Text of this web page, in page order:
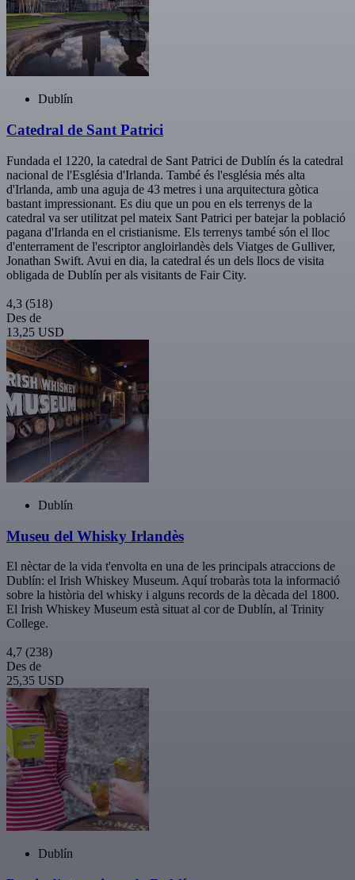
Dublín
Catedral de Sant Patrici
Fundada el 1220, la catedral de Sant Patrici de Dublín és la catedral
nacional de l'Església d'Irlanda. També és l'església més alta
d'Irlanda, amb una aguja de 43 metres i una arquitectura gòtica
bastant impressionant. Es diu que un pou en els terrenys de la
catedral va ser utilitzat pel mateix Sant Patrici per batejar la població
pagana d'Irlanda en el cristianisme. Els terrenys també són el lloc
d'enterrament de l'escriptor angloirlandès dels Viatges de Gulliver,
Jonathan Swift. Avui en dia, la catedral és un dels llocs de visita
obligada de Dublín per als visitants de Fair City.
4,3 (518)
Des de
13,25 USD
Dublín
Museu del Whisky Irlandès
El nèctar de la vida t'envolta en una de les principals atraccions de
Dublín: el Irish Whiskey Museum. Aquí trobaràs tota la informació
sobre la història del whisky i alguns records de la dècada del 1800.
El Irish Whiskey Museum està situat al cor de Dublín, al Trinity
College.
4,7 (238)
Des de
25,35 USD
Dublín